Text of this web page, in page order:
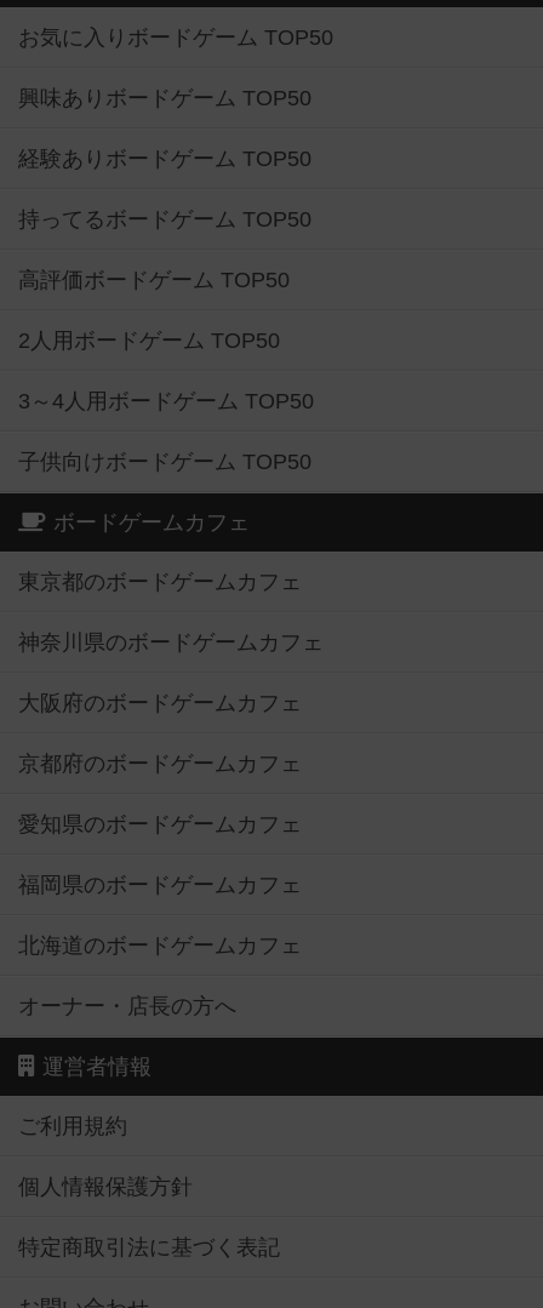
お気に入りボードゲーム TOP50
興味ありボードゲーム TOP50
経験ありボードゲーム TOP50
持ってるボードゲーム TOP50
高評価ボードゲーム TOP50
2人用ボードゲーム TOP50
3～4人用ボードゲーム TOP50
子供向けボードゲーム TOP50
ボードゲームカフェ
東京都のボードゲームカフェ
神奈川県のボードゲームカフェ
大阪府のボードゲームカフェ
京都府のボードゲームカフェ
愛知県のボードゲームカフェ
福岡県のボードゲームカフェ
北海道のボードゲームカフェ
オーナー・店長の方へ
運営者情報
ご利用規約
個人情報保護方針
特定商取引法に基づく表記